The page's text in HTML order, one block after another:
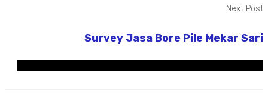
Next Post
Survey Jasa Bore Pile Mekar Sari